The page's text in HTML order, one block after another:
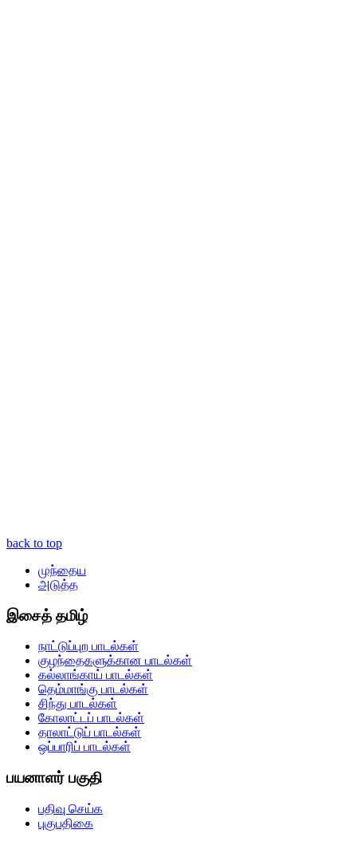
back to top
முந்தைய
அடுத்த
இசைத் தமிழ்
நாட்டுப்புற பாடல்கள்
குழந்தைகளுக்கான பாடல்கள்
கல்லாங்காய் பாடல்கள்
தெம்மாங்கு பாடல்கள்
சிந்து பாடல்கள்
கோலாட்டப் பாடல்கள்
தாலாட்டுப் பாடல்கள்
ஒப்பாரிப் பாடல்கள்
பயனாளர் பகுதி
பதிவு செய்க
புகுபதிகை